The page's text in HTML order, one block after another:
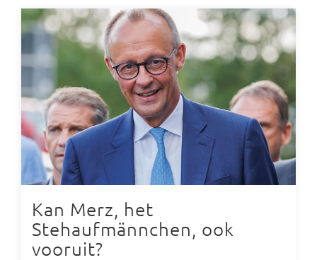
Kan Merz, het
Stehaufmännchen, ook
vooruit?